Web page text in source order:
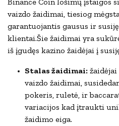
Binance Coin lošimų įstaigos
vaizdo žaidimai, tiesiog
garantuojantis gausus ir
klientai.Šie žaidimai yra
iš įgudęs kazino žaidėjai į
Stalas žaidimai:
vaizdo žaidimai,
pokeris, ruletė, ir
variacijos kad įtraukti
žaidimo eiga.